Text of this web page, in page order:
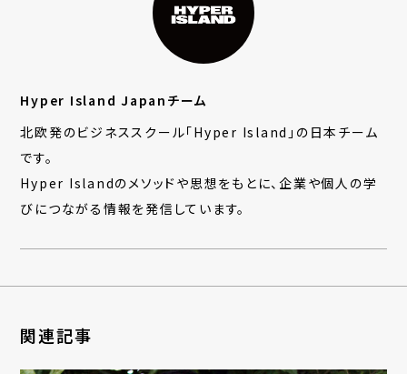
Hyper Island Japanチーム
北欧発のビジネススクール「Hyper Island」の日本チーム
です。
Hyper Islandのメソッドや思想をもとに、企業や個人の学
びにつながる情報を発信しています。
関連記事